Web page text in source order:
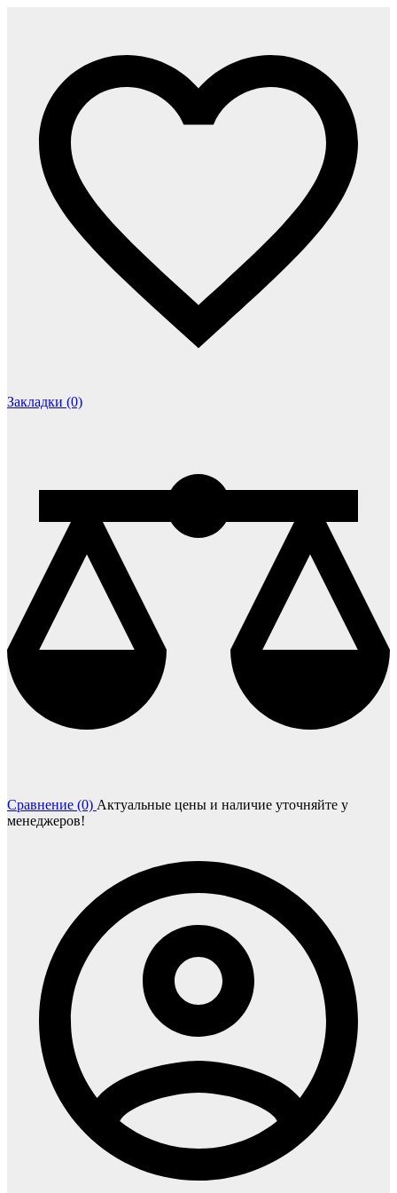
Закладки (0)
Сравнение (0) Актуальные цены и наличие уточняйте у
менеджеров!